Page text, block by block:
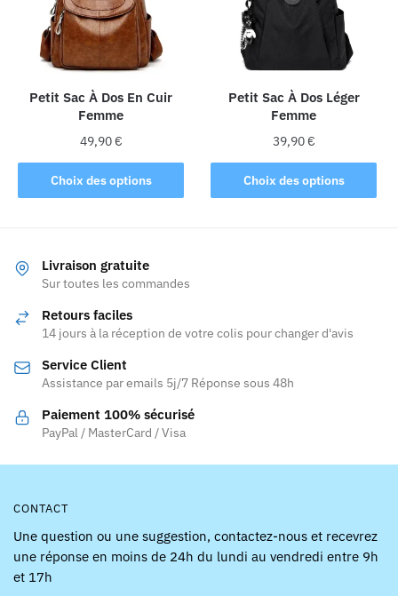
peuvent
être
choisies
sur
la
page
du
produit
peuvent
être
choisies
sur
la
page
du
produit
Petit Sac À Dos En Cuir
Femme
49,90€
Choix des options
Ce
produit
variations.
Les
peuvent
choisies
sur
la
page
Petit Sac À Dos Léger
Femme
39,90€
Choix des options
Ce
produit
être
sur
Livraison gratuite
Sur toutes les commandes
Retours faciles
14 jours à la réception de votre colis pour changer d'avis
Service Client
Assistance par emails 5j/7 Réponse sous 48h
Paiement 100% sécurisé
PayPal / MasterCard / Visa
CONTACT
Une question ou une suggestion, contactez-nous et recevrez
une réponse en moins de 24h du lundi au vendredi entre 9h
et 17h